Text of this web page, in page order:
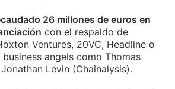
26 millones de euros en
con el respaldo de
Ventures, 20VC, Headline o
angels como Thomas
Levin (Chainalysis).